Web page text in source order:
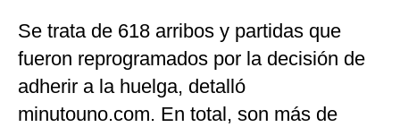
Se trata de 618 arribos y partidas que
fueron reprogramados por la decisión de
adherir a la huelga, detalló
minutouno.com. En total, son más de